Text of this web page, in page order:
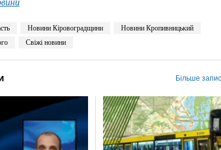
Новини Кіровоградщини
Новини Кропивницький
Свіжі новини
Більше